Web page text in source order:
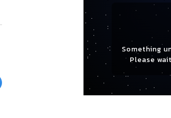
Something
Please